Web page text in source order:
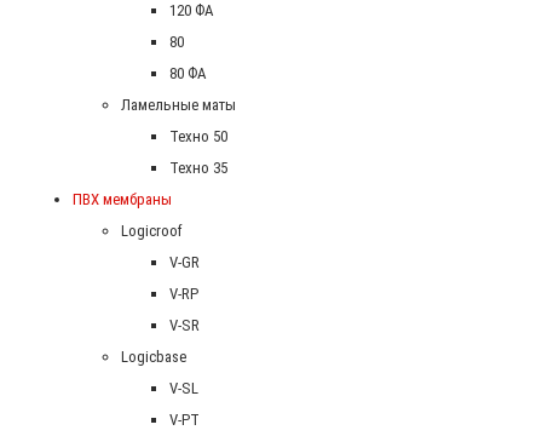
120 ФА
80
80 ФА
Ламельные маты
Техно 50
Техно 35
ПВХ мембраны
Logicroof
V-GR
V-RP
V-SR
Logicbase
V-SL
V-PT